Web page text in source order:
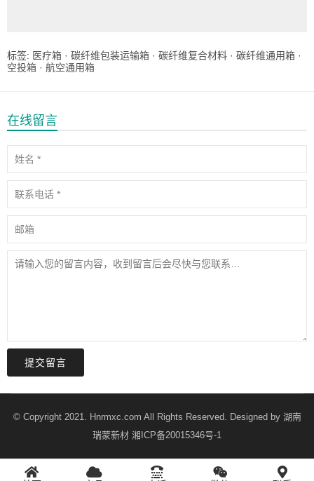
标签: 医疗箱 · 碳纤维包装运输箱 · 碳纤维复合材料 · 碳纤维通用箱 ·
空投箱 · 航空通用箱
在线留言
提交留言
© Copyright 2021. Hnrmxc.com All Rights Reserved. Designed by 湖南
瑞蒙新材 湘ICP备20015346号-1